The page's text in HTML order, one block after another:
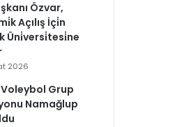
Özvar,
Açılış İçi̇n
Üni̇versi̇tesi̇ne
2026
Grup
Namağlup